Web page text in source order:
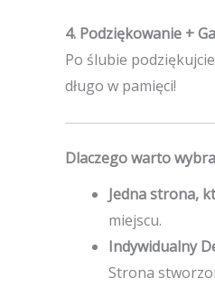
4. Podziękowanie +
Po ślubie
długo w pamięci!
Dlaczego warto
Jedna strona,
miejscu.
Indywidualny
Strona